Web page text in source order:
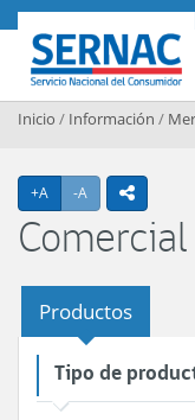
Contenido principal
SERNAC
Inicio / Información /
+A Agrandar texto
-A Achicar texto
Productos
Tipo de